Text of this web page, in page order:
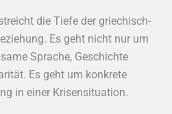
die Tiefe der griechisch-
Es geht nicht nur um
Sprache, Geschichte
Es geht um konkrete
in einer Krisensituation.